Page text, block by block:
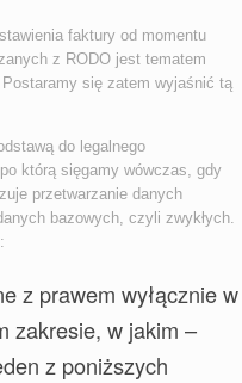
faktury od momentu
z RODO jest tematem
się zatem wyjaśnić tą
do legalnego
którą sięgamy wówczas, gdy
przetwarzanie danych
bazowych, czyli zwykłych.
z prawem wyłącznie w
zakresie, w jakim –
z poniższych